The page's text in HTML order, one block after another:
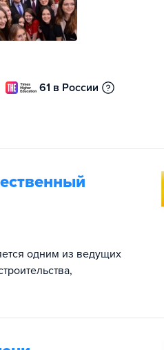
61 в России
одним из ведущих